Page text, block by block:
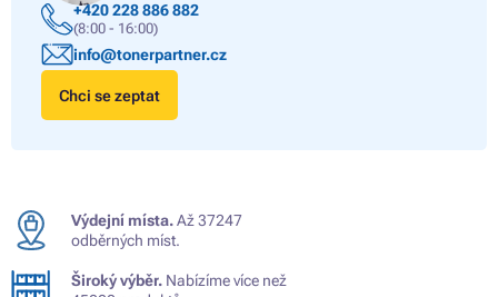
+420 228 886 882
(8:00 - 16:00)
info@tonerpartner.cz
Chci se zeptat
Výdejní místa.Až 37247
odběrných míst.
Široký výběr. Nabízíme více než